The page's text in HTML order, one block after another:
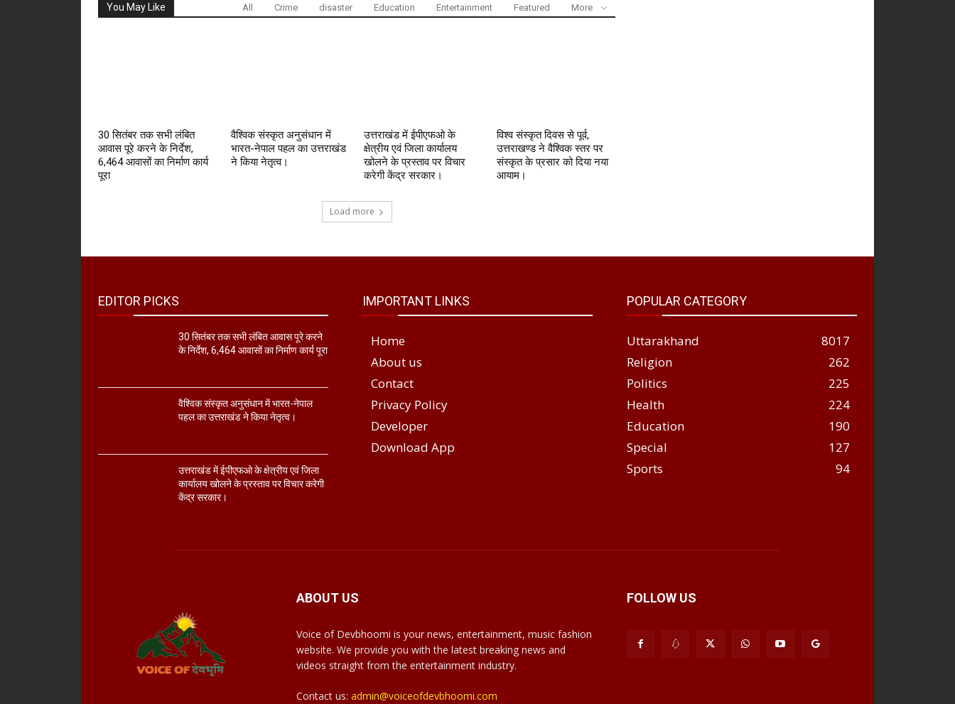
You May Like All Crime disaster Education Entertainment Featured More
30 सितंबर तक सभी लंबित
आवास पूरे करने के निर्देश,
6,464 आवासों का निर्माण कार्य
पूरा
वैश्विक संस्कृत अनुसंधान में
भारत-नेपाल पहल का उत्तराखंड
ने किया नेतृत्व।
उत्तराखंड में ईपीएफओ के
क्षेत्रीय एवं जिला कार्यालय
खोलने के प्रस्ताव पर विचार
करेगी केंद्र सरकार।
विश्व संस्कृत दिवस से पूर्व,
उत्तराखण्ड ने वैश्विक स्तर पर
संस्कृत के प्रसार को दिया नया
आयाम।
Load more
EDITOR PICKS
30 सितंबर तक सभी लंबित आवास पूरे करने
के निर्देश, 6,464 आवासों का निर्माण कार्य पूरा
वैश्विक संस्कृत अनुसंधान में भारत-नेपाल
पहल का उत्तराखंड ने किया नेतृत्व।
उत्तराखंड में ईपीएफओ के क्षेत्रीय एवं जिला
कार्यालय खोलने के प्रस्ताव पर विचार करेगी
केंद्र सरकार।
IMPORTANT LINKS
Home
About us
Contact
Privacy Policy
Developer
Download App
POPULAR CATEGORY
Uttarakhand
8017
Religion
262
Politics
225
Health
224
Education
190
Special
127
Sports
94
ABOUT US
Voice of Devbhoomi is your news, entertainment, music fashion
website. We provide you with the latest breaking news and
videos straight from the entertainment industry.
Contact us: admin@voiceofdevbhoomi.com
FOLLOW US